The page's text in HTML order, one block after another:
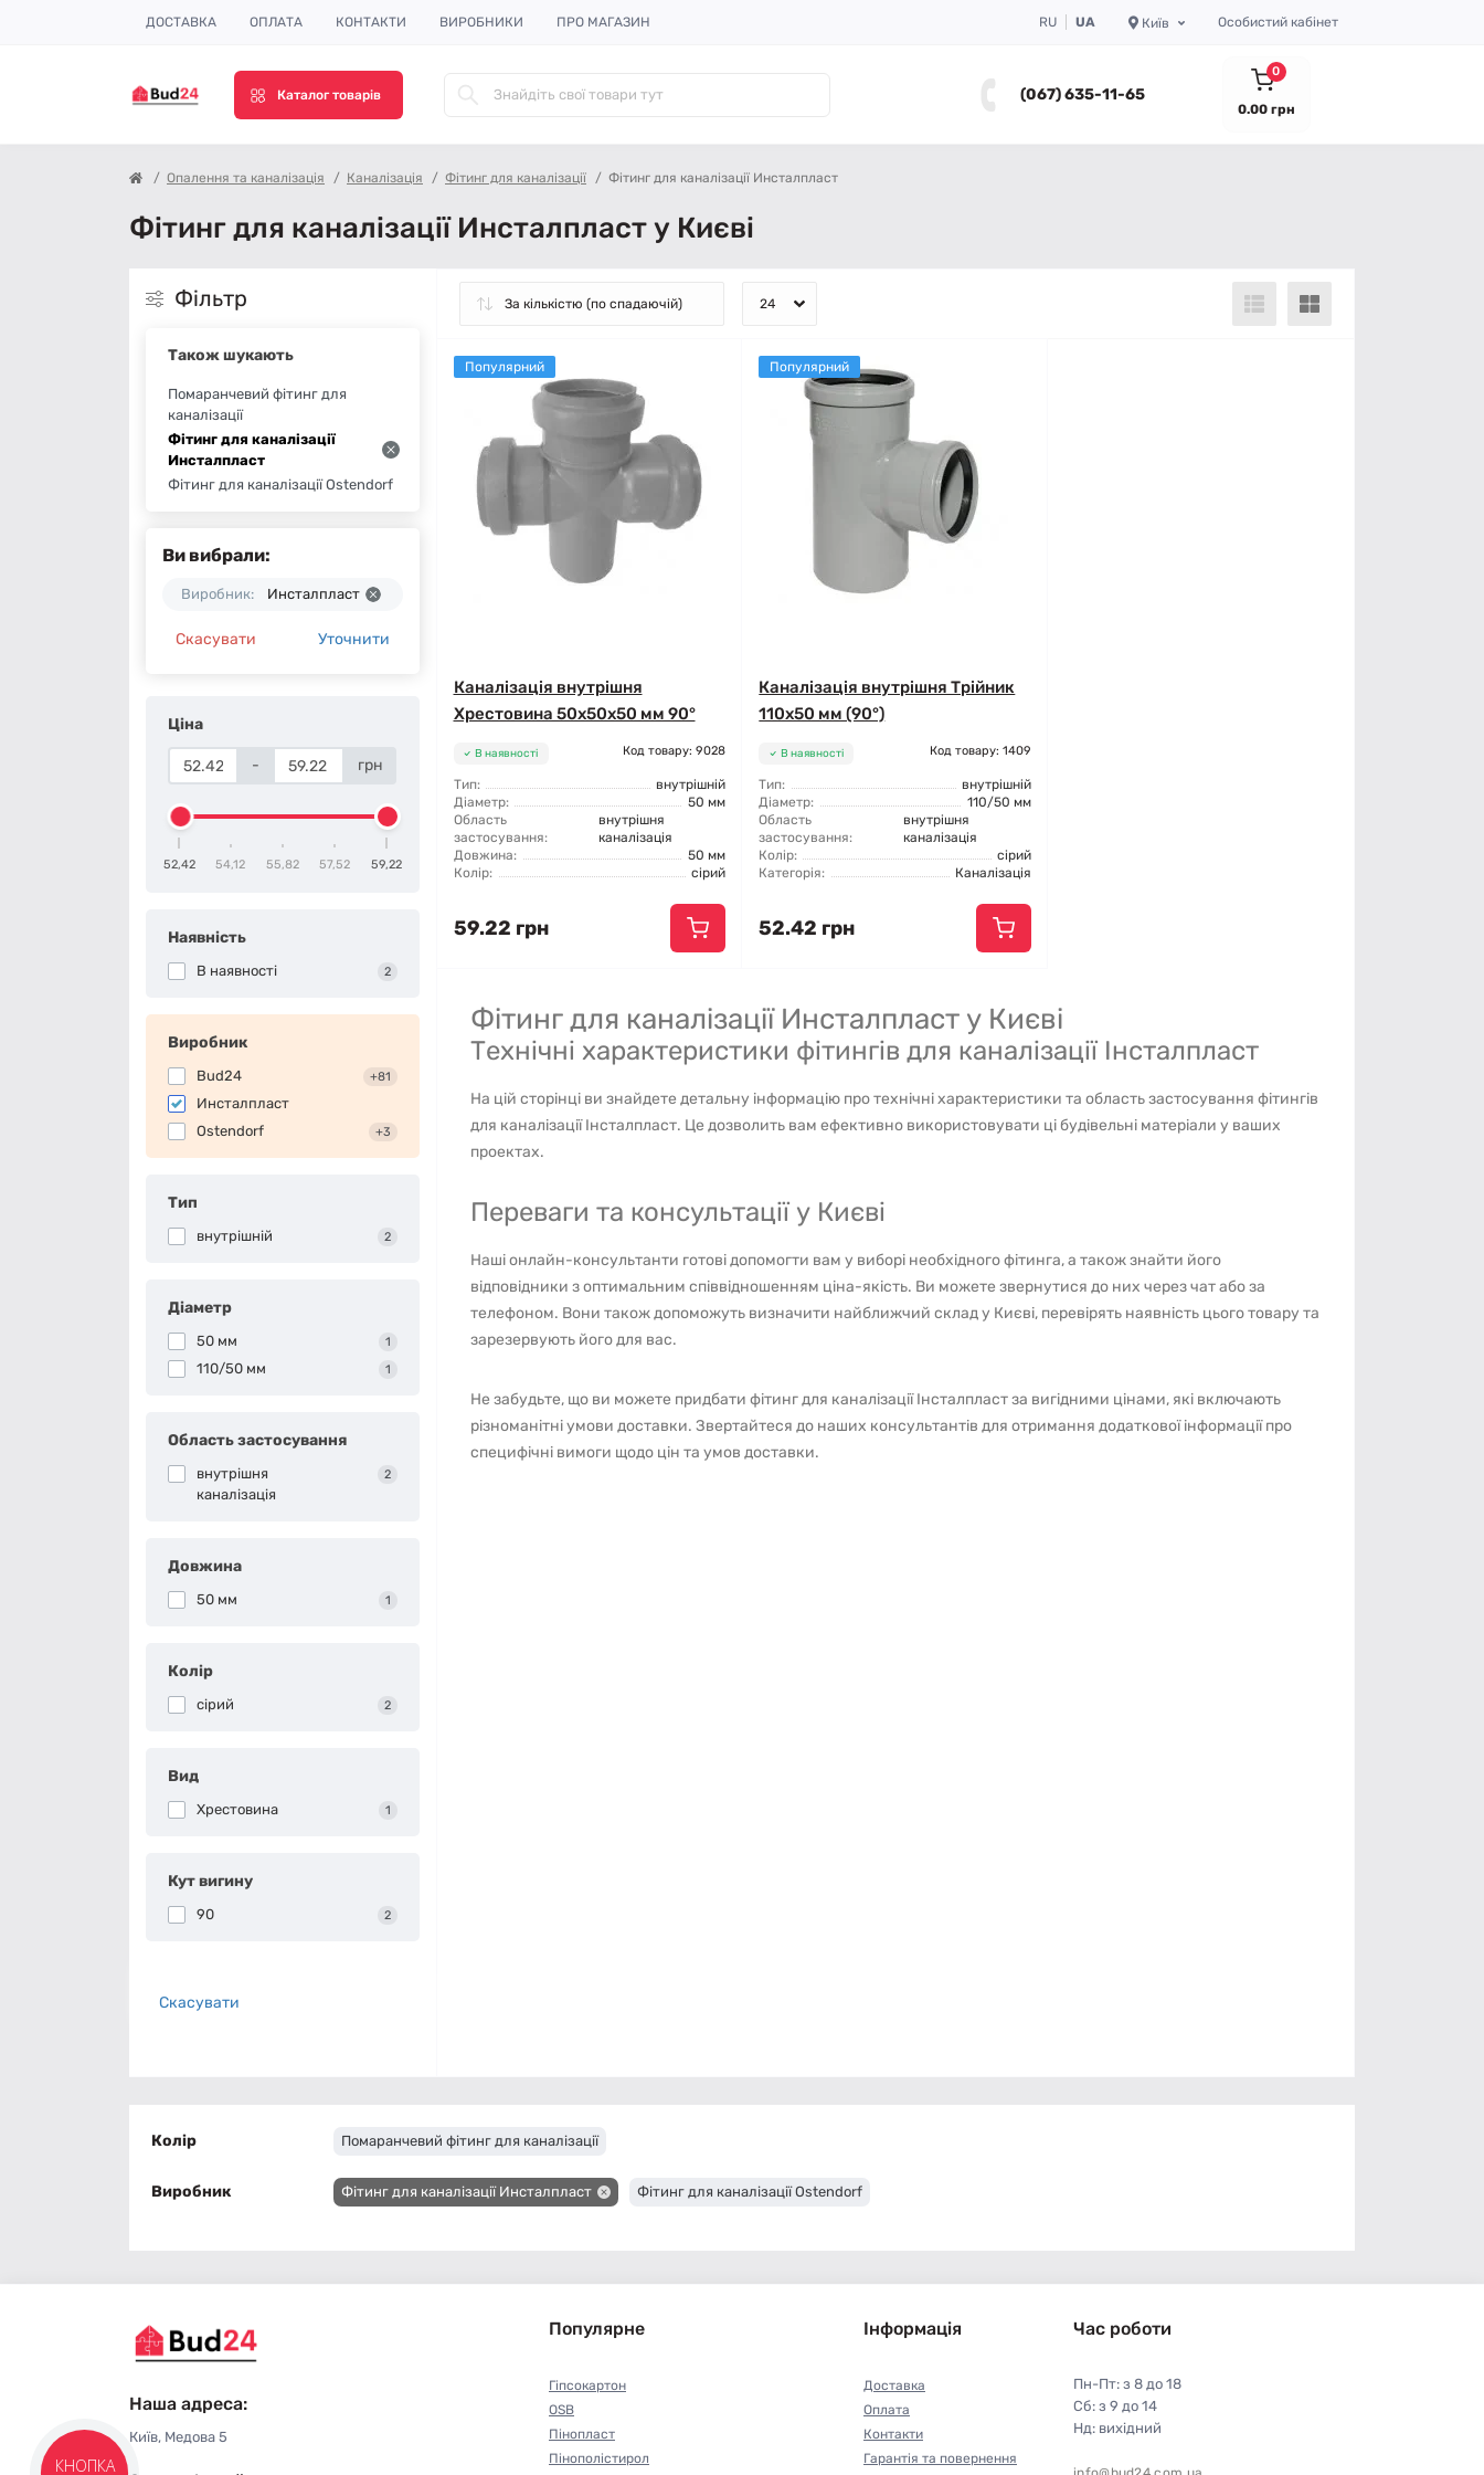
ДОСТАВКА ОПЛАТА КОНТАКТИ ВИРОБНИКИ ПРО МАГАЗИН RU UA Київ Особистий кабінет
Каталог товарів (067) 635-11-65
0
0.00 грн
Опалення та каналізація Каналізація Фітинг для каналізації Фітинг для каналізації Инсталпласт
Фітинг для каналізації Инсталпласт у Києві
Фільтр
Також шукають
Помаранчевий фітинг для
каналізації
Фітинг для каналізації
Инсталпласт
Фітинг для каналізації Ostendorf
Ви вибрали:
Виробник: Инсталпласт
Скасувати Уточнити
Ціна
- грн
52,42 54,12 55,82 57,52 59,22
Наявність
В наявності 2
Виробник
Bud24 +81
Инсталпласт
Ostendorf
+3
Тип
внутрішній 2
Діаметр
50 мм 1
110/50 мм 1
Область застосування
внутрішня
каналізація
2
Довжина
50 мм 1
Колір
сірий 2
Вид
Хрестовина 1
Кут вигину
90 2
Скасувати
Популярний
Каналізація внутрішня
Хрестовина 50x50x50 мм 90°
В наявності Код товару: 9028
Тип:
внутрішній
Діаметр:
50 мм
Область
застосування:
внутрішня
каналізація
Довжина:
50 мм
Колір:
сірий
59.22 грн
Популярний
Каналізація внутрішня Трійник
110x50 мм (90°)
В наявності Код товару: 1409
Тип:
внутрішній
Діаметр:
110/50 мм
Область
застосування:
внутрішня
каналізація
Колір:
сірий
Категорія:
Каналізація
52.42 грн
Фітинг для каналізації Инсталпласт у Києві
Технічні характеристики фітингів для каналізації Інсталпласт
На цій сторінці ви знайдете детальну інформацію про технічні характеристики та область застосування фітингів
для каналізації Інсталпласт. Це дозволить вам ефективно використовувати ці будівельні матеріали у ваших
проектах.
Переваги та консультації у Києві
Наші онлайн-консультанти готові допомогти вам у виборі необхідного фітинга, а також знайти його
відповідники з оптимальним співвідношенням ціна-якість. Ви можете звернутися до них через чат або за
телефоном. Вони також допоможуть визначити найближчий склад у Києві, перевірять наявність цього товару та
зарезервують його для вас.
Не забудьте, що ви можете придбати фітинг для каналізації Інсталпласт за вигідними цінами, які включають
різноманітні умови доставки. Звертайтеся до наших консультантів для отримання додаткової інформації про
специфічні вимоги щодо цін та умов доставки.
Колір Помаранчевий фітинг для каналізації
Виробник Фітинг для каналізації Инсталпласт Фітинг для каналізації Ostendorf
Наша адреса:
Київ, Медова 5
Популярне
Гіпсокартон
OSB
Пінопласт
Пінополістирол
Інформація
Доставка
Оплата
Контакти
Гарантія та повернення
Час роботи
Пн-Пт: з 8 до 18
Сб: з 9 до 14
Нд: вихідний
КНОПКА